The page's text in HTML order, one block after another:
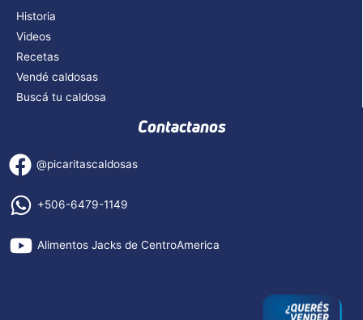
Historia
Videos
Recetas
Vendé caldosas
Buscá tu caldosa
Contactanos
@picaritascaldosas
+506-6479-1149
Alimentos Jacks de CentroAmerica